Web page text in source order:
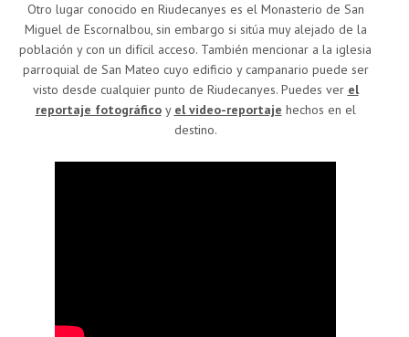
Otro lugar conocido en Riudecanyes es el Monasterio de San
Miguel de Escornalbou, sin embargo si sitúa muy alejado de la
población y con un difícil acceso. También mencionar a la iglesia
parroquial de San Mateo cuyo edificio y campanario puede ser
visto desde cualquier punto de Riudecanyes. Puedes ver el
reportaje fotográficoy el video-reportaje hechos en el
destino.